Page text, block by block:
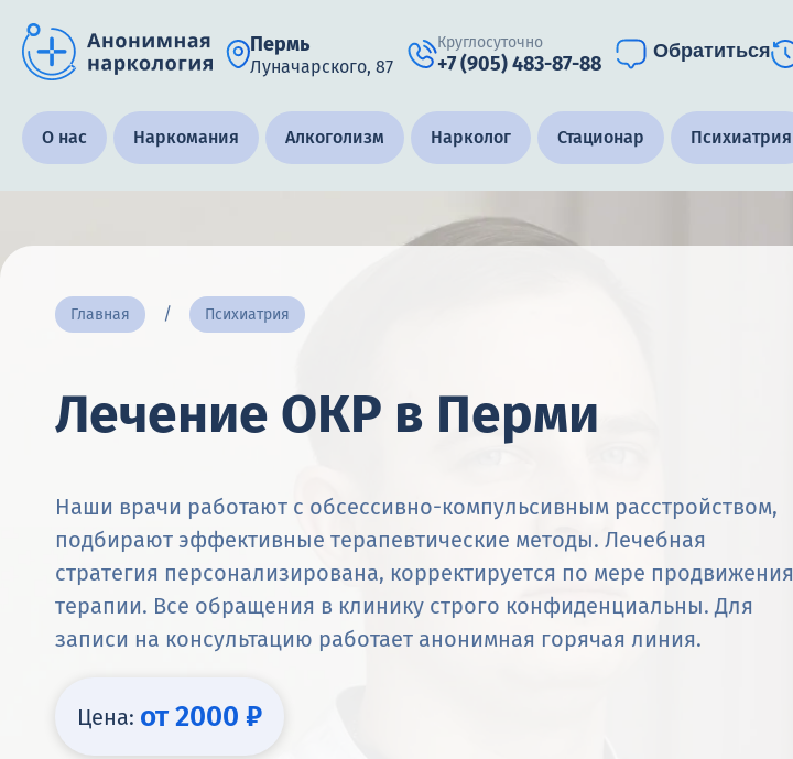
Пермь
Луначарского, 87
Круглосуточно
+7 (905) 483-87-88
Обратиться
Получить помощь специалиста
Адрес call-центра
Пермь, Луначарского, 87
О нас Наркомания Алкоголизм Нарколог Стационар Психиатрия
Главная Психиатрия
Лечение ОКР в Перми
Наши врачи работают с обсессивно-компульсивным расстройством,
подбирают эффективные терапевтические методы. Лечебная
стратегия персонализирована, корректируется по мере продвижения
терапии. Все обращения в клинику строго конфиденциальны. Для
записи на консультацию работает анонимная горячая линия.
Цена: от 2000 ₽